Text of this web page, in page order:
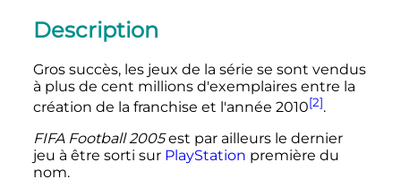
Description
Gros succès, les jeux de la série se sont vendus
à plus de cent millions d'exemplaires entre la
création de la franchise et l'année 2010[2].
FIFA Football 2005est par ailleurs le dernier
jeu à être sorti sur PlayStation première du
nom.